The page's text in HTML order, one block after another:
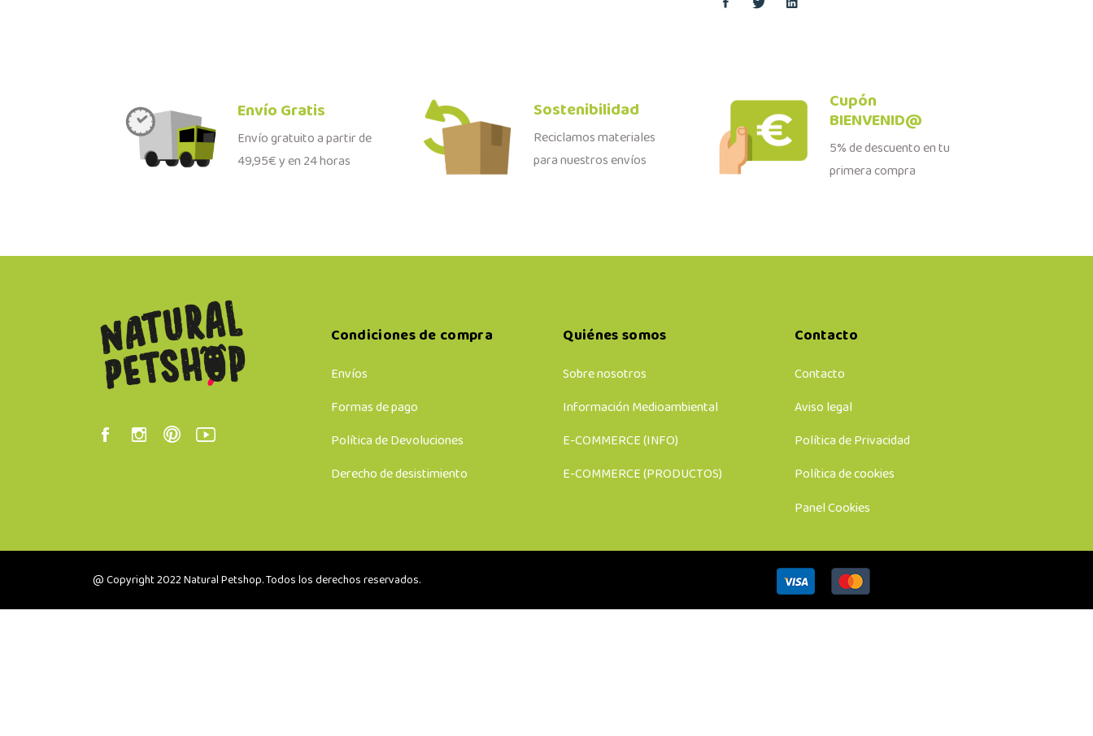
Envío Gratis
Envío gratuito a partir de
49,95€ y en 24 horas
Sostenibilidad
Reciclamos materiales
para nuestros envíos
Cupón
BIENVENID@
5% de descuento en tu
primera compra
Condiciones de compra
Envíos
Formas de pago
Política de Devoluciones
Derecho de desistimiento
Quiénes somos
Sobre nosotros
Información Medioambiental
E-COMMERCE (INFO)
E-COMMERCE (PRODUCTOS)
Contacto
Contacto
Aviso legal
Política de Privacidad
Política de cookies
Panel Cookies
@ Copyright 2022 Natural Petshop. Todos los derechos reservados.